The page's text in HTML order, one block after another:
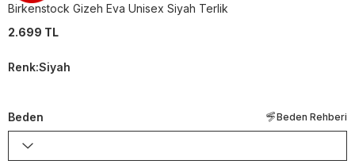
Birkenstock Gizeh Eva Unisex Siyah Terlik
2.699 TL
Renk:Siyah
Beden Beden Rehberi